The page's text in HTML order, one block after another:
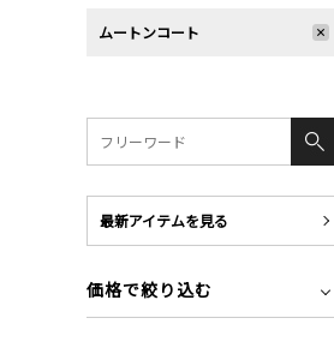
ムートンコート
最新アイテムを見る
価格で絞り込む